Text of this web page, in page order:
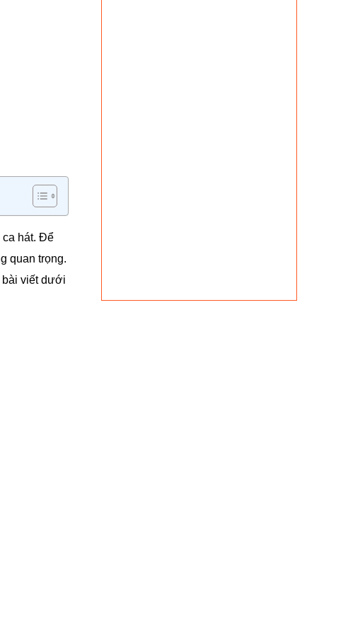
ca hát. Để
quan trọng.
bài viết dưới